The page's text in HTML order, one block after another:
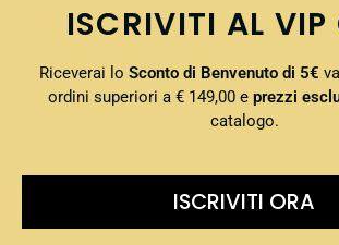
ISCRIVITI AL VIP
Riceverai lo Sconto di Benvenuto di 5€
ordini superiori a € 149,00 e prezzi
catalogo.
ISCRIVITI ORA